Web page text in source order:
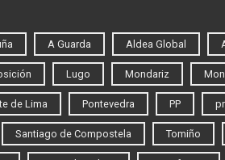
A Guarda Aldea Global
Lugo Mondariz
de Lima Pontevedra PP
Santiago de Compostela Tomiño